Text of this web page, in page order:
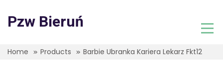
content
Pzw Bieruń
Home Products Barbie Ubranka Kariera Lekarz Fkt12